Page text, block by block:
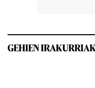
GEHIEN IRAKURRIAK